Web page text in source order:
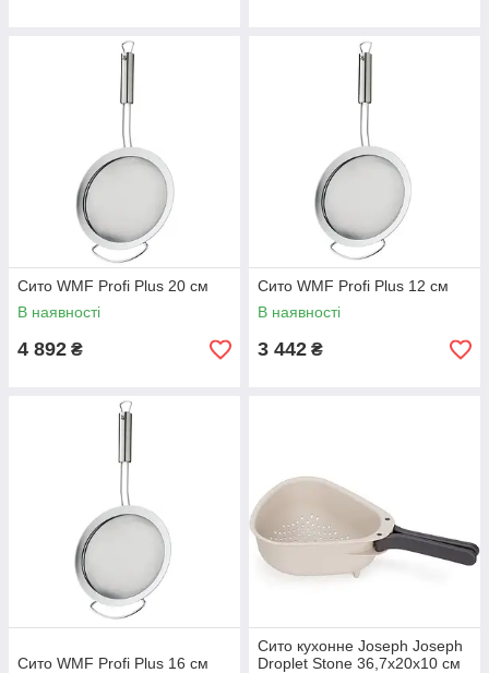
Сито WMF Profi Plus 20 см
В наявності
4 892 ₴
Сито WMF Profi Plus 12 см
В наявності
3 442 ₴
Сито WMF Profi Plus 16 см
Сито кухонне Joseph Joseph
Droplet Stone 36,7х20х10 см